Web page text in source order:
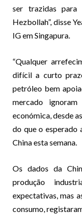
ser trazidas
Hezbollah”, disse
IG em Singapura.
“Qualquer
difícil a curto
petróleo bem
mercado
económica, desde
do que o esperado
China esta semana.
Os dados da
produção
expectativas, mas
consumo,